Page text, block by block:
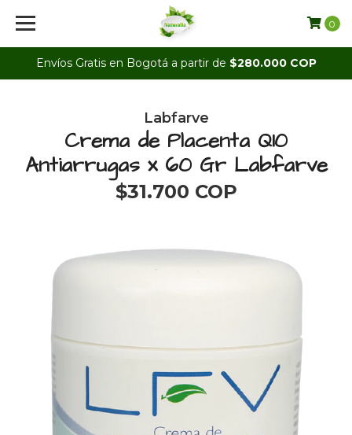
Envíos Gratis en Bogotá a partir de $280.000 COP
0
Labfarve
Crema de Placenta Q10
Antiarrugas x 60 Gr Labfarve
$31.700 COP